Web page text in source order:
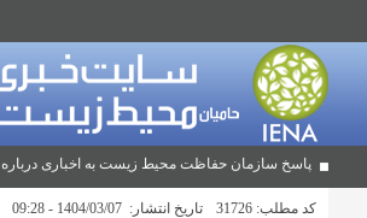
پاسخ سازمان حفاظت محیط زیست به اخباری
کد مطلب: تاریخ انتشار: